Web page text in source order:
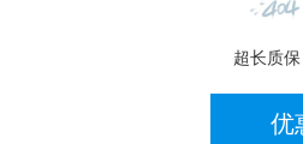
超长质保
优